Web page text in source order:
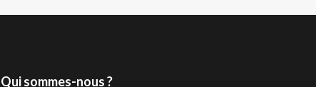
Qui sommes-nous ?